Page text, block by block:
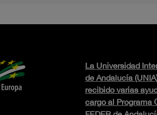
La Universidad
de Andalucía
recibido varias
cargo al Programa